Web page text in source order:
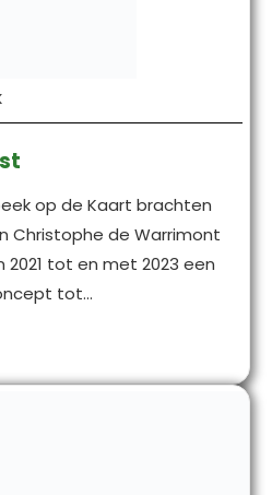
op de Kaart brachten
Christophe de Warrimont
2021 tot en met 2023 een
tot...